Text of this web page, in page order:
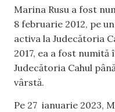
Marina Rusu a fost
8 februarie 2012, pe
activa la Judecătoria
2017, ea a fost
Judecătoria Cahul
vârstă.
Pe 27 ianuarie 2023,